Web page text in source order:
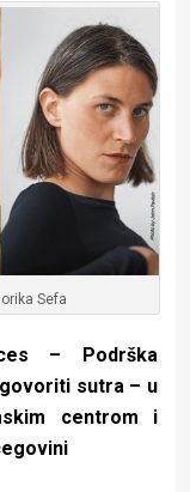
Sefa
– Podrška
sutra – u
centrom i